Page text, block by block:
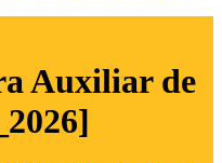
Auxiliar de